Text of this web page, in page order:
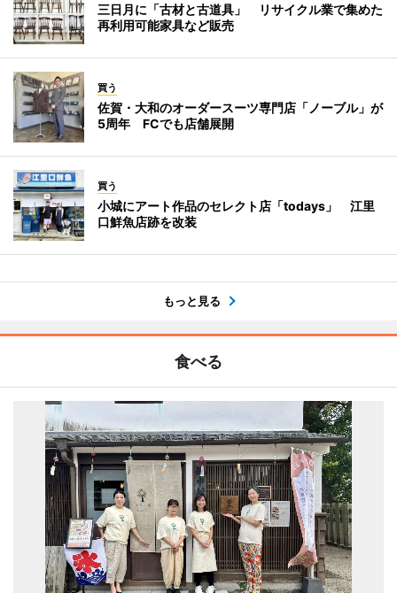
三日月に「古材と古道具」 リサイクル業で集めた
再利用可能家具など販売
買う
佐賀・大和のオーダースーツ専門店「ノーブル」が
5周年 FCでも店舗展開
買う
小城にアート作品のセレクト店「todays」 江里
口鮮魚店跡を改装
もっと見る
食べる